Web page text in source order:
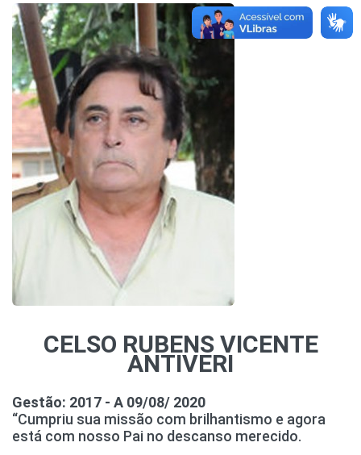
CELSO RUBENS VICENTE
ANTIVERI
Gestão: 2017 - A 09/08/ 2020
“Cumpriu sua missão com brilhantismo e agora
está com nosso Pai no descanso merecido.